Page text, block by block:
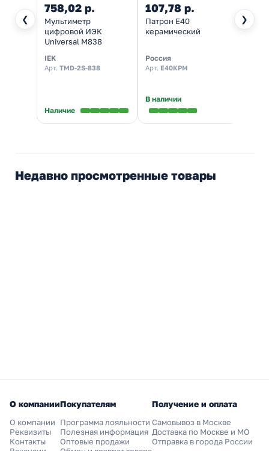
❮ ❯
758,02 р.
Мультиметр
цифровой ИЭК
Universal M838
IEK
Арт. TMD-2S-838
Наличие
107,78 р.
Патрон Е40
керамический
Россия
Арт. Е40КРМ
В наличии
ИЭК
Недавно просмотренные товары
О компании
О компании
Реквизиты
Контакты
Покупателям
Программа лояльности
Полезная информация
Оптовые продажи
Получение и оплата
Самовывоз в Москве
Доставка по Москве и МО
Отправка в города России